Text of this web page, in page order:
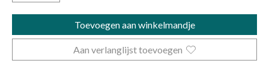
Toevoegen aan winkelmandje
Aan verlanglijst toevoegen